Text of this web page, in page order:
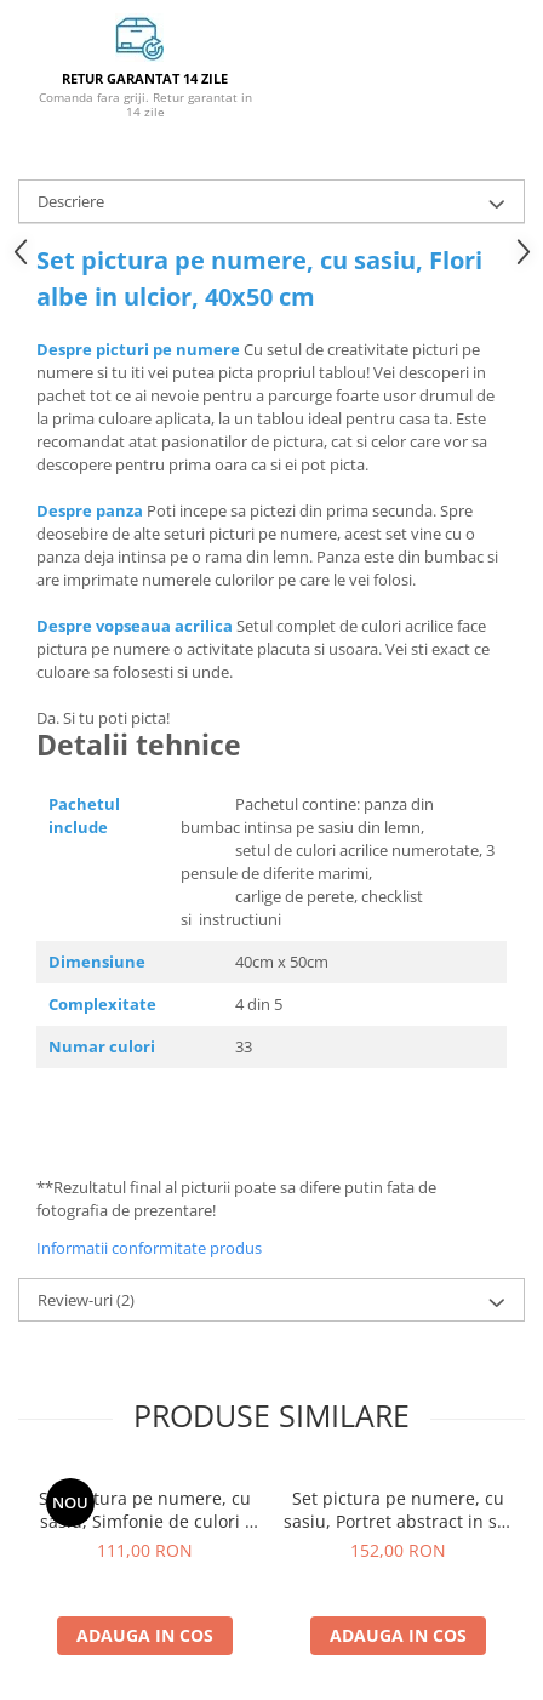
RETUR GARANTAT 14 ZILE
Comanda fara griji. Retur garantat in
14 zile
Descriere
Set pictura pe numere, cu sasiu, Flori
albe in ulcior, 40x50 cm
Despre picturi pe numereCu setul de creativitate picturi pe
numere si tu iti vei putea picta propriul tablou! Vei descoperi in
pachet tot ce ai nevoie pentru a parcurge foarte usor drumul de
la prima culoare aplicata, la un tablou ideal pentru casa ta. Este
recomandat atat pasionatilor de pictura, cat si celor care vor sa
descopere pentru prima oara ca si ei pot picta.
Despre panza Poti incepe sa pictezi din prima secunda. Spre
deosebire de alte seturi picturi pe numere, acest set vine cu o
panza deja intinsa pe o rama din lemn. Panza este din bumbac si
are imprimate numerele culorilor pe care le vei folosi.
Despre vopseaua acrilica Setul complet de culori acrilice face
pictura pe numere o activitate placuta si usoara. Vei sti exact ce
culoare sa folosesti si unde.
Da. Si tu poti picta!
Detalii tehnice
Pachetul
include
Pachetul contine: panza din
bumbac intinsa pe sasiu din lemn,
setul de culori acrilice numerotate, 3
pensule de diferite marimi,
carlige de perete, checklist
si instructiuni
Dimensiune
40cm x 50cm
Complexitate
4 din 5
Numar culori
33
**Rezultatul final al picturii poate sa difere putin fata de
fotografia de prezentare!
Informatii conformitate produs
Review-uri(2)
PRODUSE SIMILARE
NOU
Set pictura pe numere, cu
sasiu, Simfonie de culori -
vopsele metalizate, 40x50
111,00 RON
ADAUGA IN COS
Set pictura pe numere, cu
sasiu, Portret abstract in stil
Picasso, 40x50 cm
152,00 RON
ADAUGA IN COS